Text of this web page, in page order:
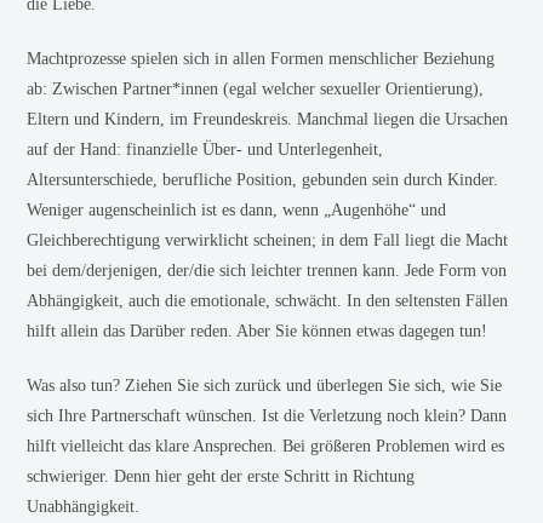
die Liebe.
Machtprozesse spielen sich in allen Formen menschlicher Beziehung
ab: Zwischen Partner*innen (egal welcher sexueller Orientierung),
Eltern und Kindern, im Freundeskreis. Manchmal liegen die Ursachen
auf der Hand: finanzielle Über- und Unterlegenheit,
Altersunterschiede, berufliche Position, gebunden sein durch Kinder.
Weniger augenscheinlich ist es dann, wenn „Augenhöhe“ und
Gleichberechtigung verwirklicht scheinen; in dem Fall liegt die Macht
bei dem/derjenigen, der/die sich leichter trennen kann. Jede Form von
Abhängigkeit, auch die emotionale, schwächt. In den seltensten Fällen
hilft allein das Darüber reden. Aber Sie können etwas dagegen tun!
Was also tun? Ziehen Sie sich zurück und überlegen Sie sich, wie Sie
sich Ihre Partnerschaft wünschen. Ist die Verletzung noch klein? Dann
hilft vielleicht das klare Ansprechen. Bei größeren Problemen wird es
schwieriger. Denn hier geht der erste Schritt in Richtung
Unabhängigkeit.